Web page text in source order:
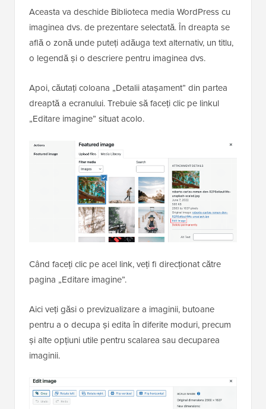
Aceasta va deschide Biblioteca media WordPress cu
imaginea dvs. de prezentare selectată. În dreapta se
află o zonă unde puteți adăuga text alternativ, un titlu,
o legendă și o descriere pentru imaginea dvs.
Apoi, căutați coloana „Detalii atașament” din partea
dreaptă a ecranului. Trebuie să faceți clic pe linkul
„Editare imagine” situat acolo.
Când faceți clic pe acel link, veți fi direcționat către
pagina „Editare imagine”.
Aici veți găsi o previzualizare a imaginii, butoane
pentru a o decupa și edita în diferite moduri, precum
și alte opțiuni utile pentru scalarea sau decuparea
imaginii.